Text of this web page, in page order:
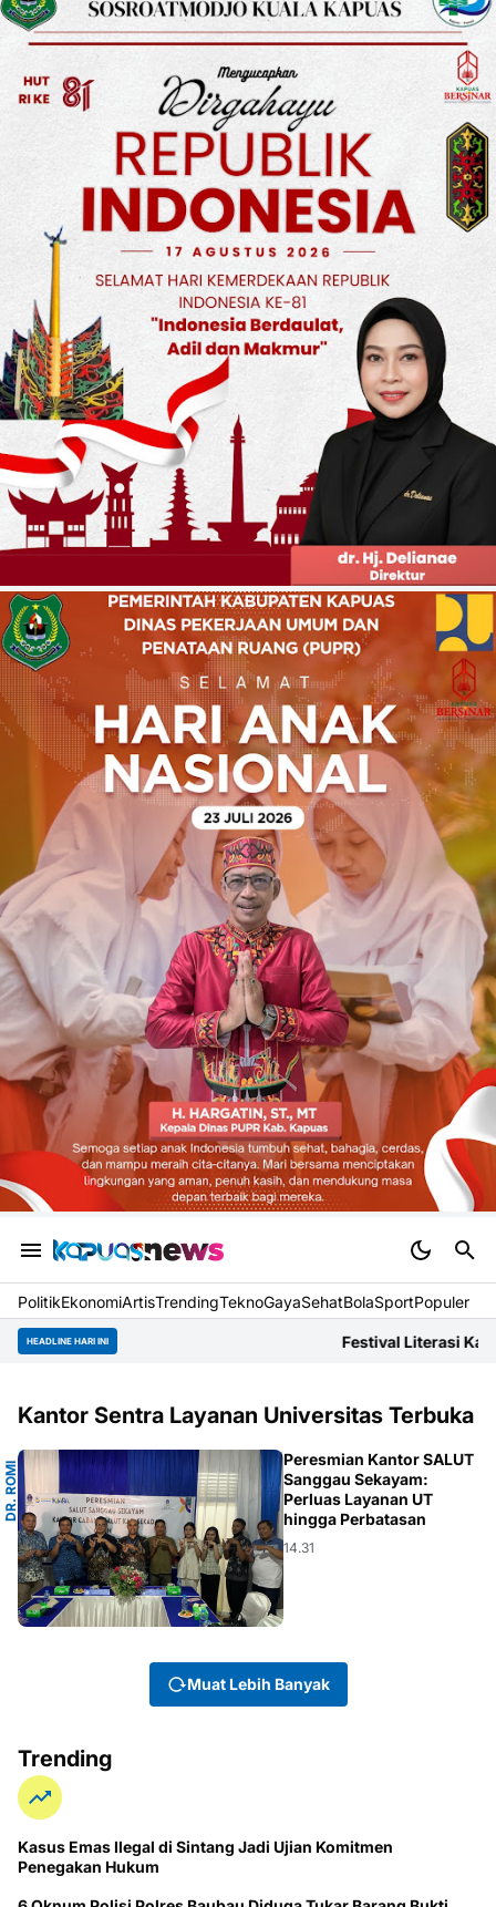
PolitikEkonomiArtisTrendingTeknoGayaSehatBolaSportPopuler
HEADLINE HARI INI Festival Literasi Kapuas
Kantor Sentra Layanan Universitas Terbuka
D
R
.
R
O
M
I
S
I
S
W
A
N
TO
Peresmian Kantor SALUT
Sanggau Sekayam:
Perluas Layanan UT
hingga Perbatasan
14.31
Muat Lebih Banyak
Trending
Kasus Emas Ilegal di Sintang Jadi Ujian Komitmen
Penegakan Hukum